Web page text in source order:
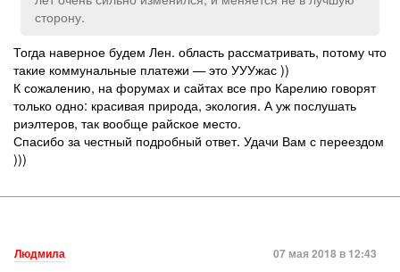
сторону.
Тогда наверное будем Лен. область рассматривать, потому что
такие коммунальные платежи — это УУУжас ))
К сожалению, на форумах и сайтах все про Карелию говорят
только одно: красивая природа, экология. А уж послушать
риэлтеров, так вообще райское место.
Спасибо за честный подробный ответ. Удачи Вам с переездом
)))
Людмила 07 мая 2018 в 12:43